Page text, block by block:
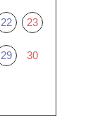
22 23
29 30